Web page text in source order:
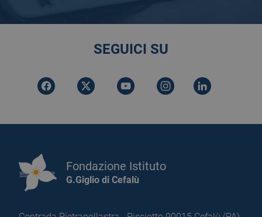
SEGUICI SU
Fondazione Istituto
G.Giglio di Cefalù